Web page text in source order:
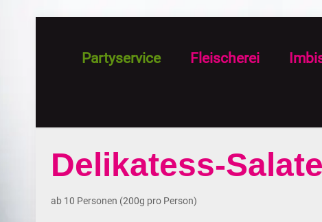
Partyservice Fleischerei
Delikatess-Salate
ab 10 Personen (200g pro Person)